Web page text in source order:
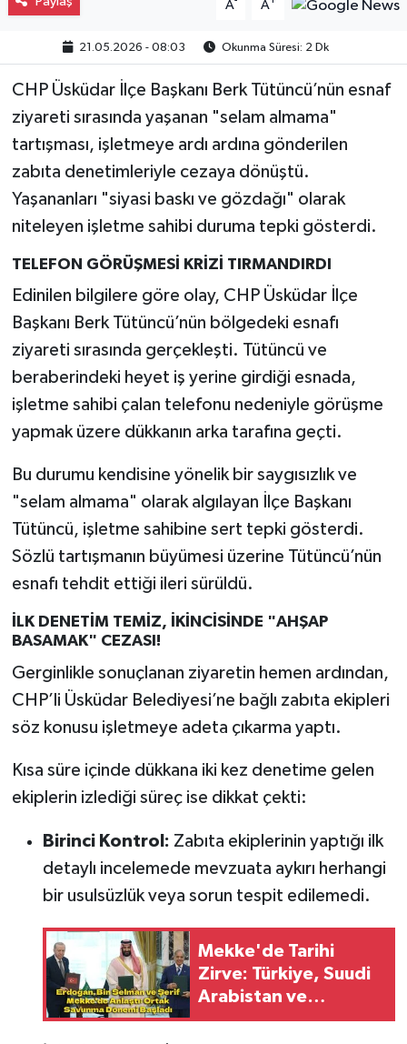
A A
21.05.2026 - 08:03 Okunma Süresi: 2 Dk
CHP Üsküdar İlçe Başkanı Berk Tütüncü’nün esnaf
ziyareti sırasında yaşanan "selam almama"
tartışması, işletmeye ardı ardına gönderilen
zabıta denetimleriyle cezaya dönüştü.
Yaşananları "siyasi baskı ve gözdağı" olarak
niteleyen işletme sahibi duruma tepki gösterdi.
TELEFON GÖRÜŞMESİ KRİZİ TIRMANDIRDI
Edinilen bilgilere göre olay, CHP Üsküdar İlçe
Başkanı Berk Tütüncü’nün bölgedeki esnafı
ziyareti sırasında gerçekleşti. Tütüncü ve
beraberindeki heyet iş yerine girdiği esnada,
işletme sahibi çalan telefonu nedeniyle görüşme
yapmak üzere dükkanın arka tarafına geçti.
Bu durumu kendisine yönelik bir saygısızlık ve
"selam almama" olarak algılayan İlçe Başkanı
Tütüncü, işletme sahibine sert tepki gösterdi.
Sözlü tartışmanın büyümesi üzerine Tütüncü’nün
esnafı tehdit ettiği ileri sürüldü.
İLK DENETİM TEMİZ, İKİNCİSİNDE "AHŞAP
BASAMAK" CEZASI!
Gerginlikle sonuçlanan ziyaretin hemen ardından,
CHP’li Üsküdar Belediyesi’ne bağlı zabıta ekipleri
söz konusu işletmeye adeta çıkarma yaptı.
Kısa süre içinde dükkana iki kez denetime gelen
ekiplerin izlediği süreç ise dikkat çekti:
Birinci Kontrol: Zabıta ekiplerinin yaptığı ilk
detaylı incelemede mevzuata aykırı herhangi
bir usulsüzlük veya sorun tespit edilemedi.
Mekke'de Tarihi
Zirve: Türkiye, Suudi
Arabistan ve
Pakistan Ortak